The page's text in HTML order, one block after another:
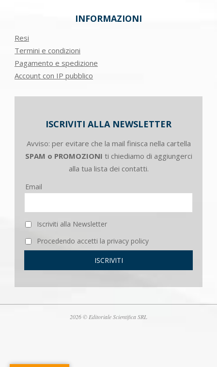
INFORMAZIONI
Resi
Termini e condizioni
Pagamento e spedizione
Account con IP pubblico
ISCRIVITI ALLA NEWSLETTER
Avviso: per evitare che la mail finisca nella cartella
SPAM o PROMOZIONI ti chiediamo di aggiungerci
alla tua lista dei contatti.
Email
Iscriviti alla Newsletter
Procedendo accetti la privacy policy
2026 © Editoriale Scientifica SRL